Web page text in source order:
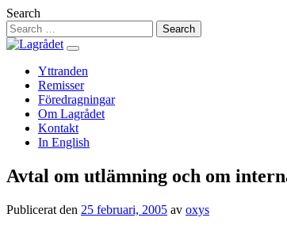
Hoppa
till
innehåll
Search
Yttranden
Remisser
Föredragningar
Om Lagrådet
Kontakt
In English
Avtal om utlämning och om
Publicerat den 25 februari, 2005 av oxys